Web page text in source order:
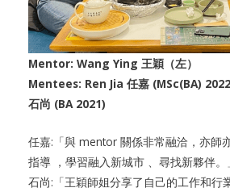
Mentor: Wang Ying 王穎（左）
Mentees: Ren Jia 任嘉 (MSc(BA)
石尚 (BA 2021)
任嘉:「與 mentor 關係非常融洽，亦師
指導 ，學習融入新城市 、尋找新夥伴。
石尚:「王穎師姐分享了自己的工作和行